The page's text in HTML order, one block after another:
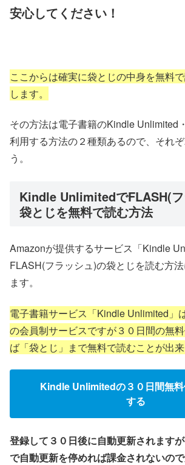
安心してください！
ここからは確実に袋とじの中身を無料
します。
その方法は電子書籍のKindle Unlimited
利用する方法の２種類あるので、それ
う。
Kindle UnlimitedでFLASH(
袋とじを無料で読む方法
Amazonが提供するサービス「Kindle
FLASH(フラッシュ)の袋とじを読む方
ます。
電子書籍サービス「Kindle Unlimited」
の会員制サービスですが３０日間の無
ば「袋とじ」まで無料で読むことが出
Kindle Unlimitedの３０日間無
する
登録して３０日後に自動更新されます
で自動更新を停めれば課金されないの